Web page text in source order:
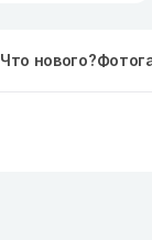
Что нового?